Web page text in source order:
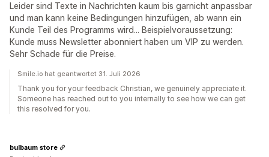
Leider sind Texte in Nachrichten kaum bis garnicht anpassbar
und man kann keine Bedingungen hinzufügen, ab wann ein
Kunde Teil des Programms wird... Beispielvoraussetzung:
Kunde muss Newsletter abonniert haben um VIP zu werden.
Sehr Schade für die Preise.
Smile.io hat geantwortet 31. Juli 2026
Thank you for your feedback Christian, we genuinely appreciate it.
Someone has reached out to you internally to see how we can get
this resolved for you.
bulbaum store